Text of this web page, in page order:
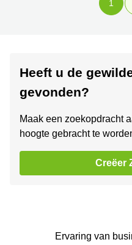
1
Heeft u de
gevonden?
Maak een zoekopdracht
hoogte gebracht te
Creëer
Ervaring van